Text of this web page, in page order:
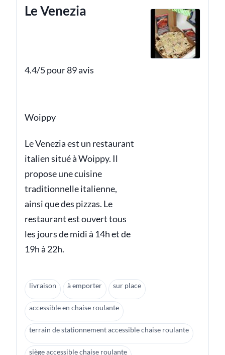
Le Venezia
4.4/5 pour 89 avis
Woippy
Le Venezia est un restaurant
italien situé à Woippy. Il
propose une cuisine
traditionnelle italienne,
ainsi que des pizzas. Le
restaurant est ouvert tous
les jours de midi à 14h et de
19h à 22h.
livraison à emporter sur place
accessible en chaise roulante
terrain de stationnement accessible chaise roulante
siège accessible chaise roulante